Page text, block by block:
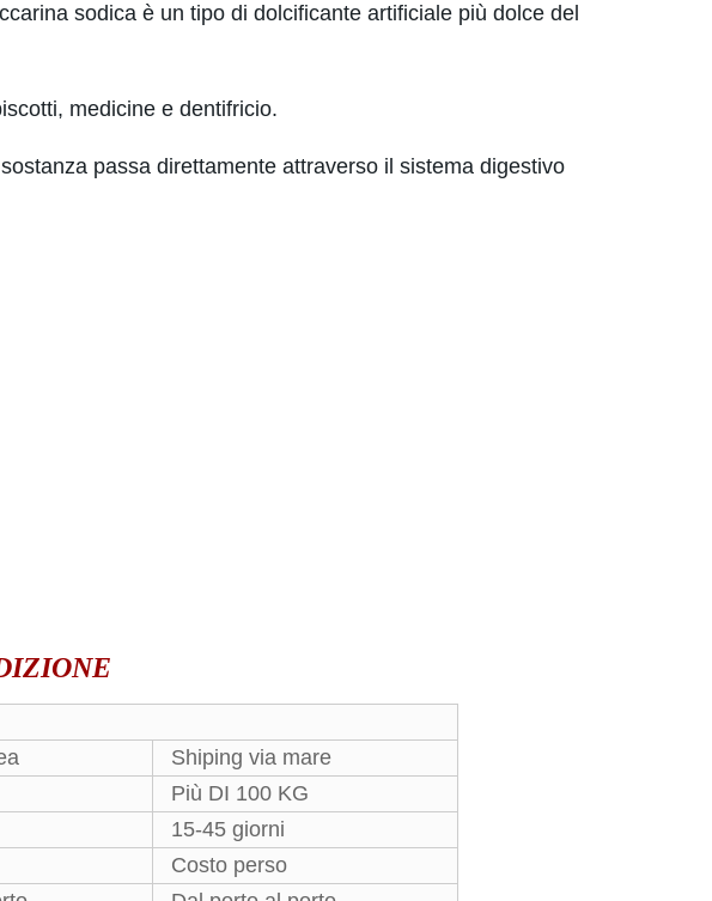
sodica è un tipo di dolcificante artificiale più dolce del
medicine e dentifricio.
passa direttamente attraverso il sistema digestivo
Shiping via mare
Più DI 100 KG
15-45 giorni
Costo perso